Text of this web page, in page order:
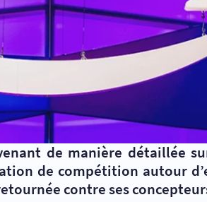
de manière détaillée
de compétition autour
contre ses